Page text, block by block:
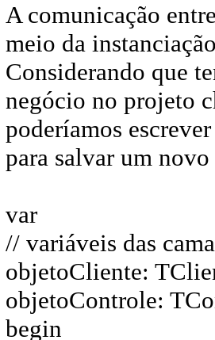
A comunicação
meio da
Considerando que
negócio no projeto
poderíamos
para salvar um
var
// variáveis das
objetoCliente:
objetoControle:
begin